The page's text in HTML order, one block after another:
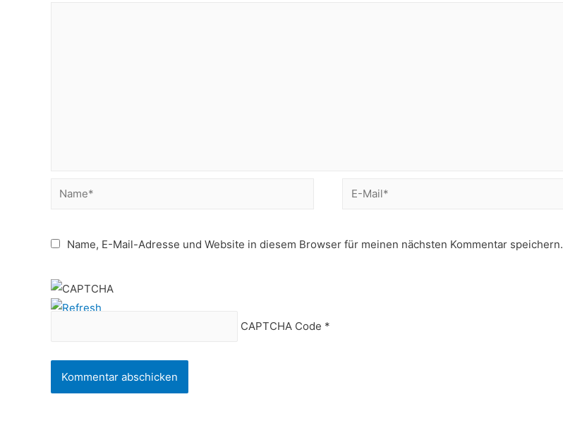
Name*
E-
Name, E-Mail-Adresse und Website in diesem Browser für meinen nächsten Kommentar speichern.
CAPTCHA Code *